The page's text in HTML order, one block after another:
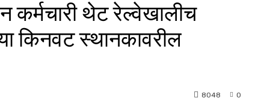
कर्मचारी थेट रेल्वेखालीच
किनवट स्थानकावरील
0
8048